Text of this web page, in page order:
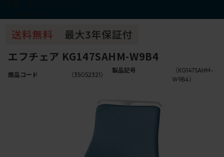
エフチェア KG147SAHM-W9B4
商品コード （35052321）
製品記号
（KG147SAHM-
W9B4）